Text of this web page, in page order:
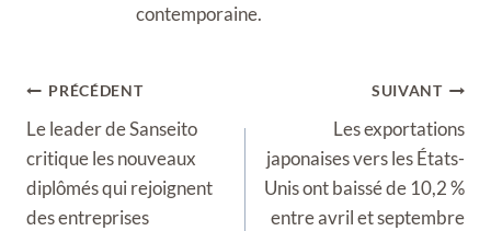
contemporaine.
Navigation
de
l’article
PRÉCÉDENT
Le leader de Sanseito
critique les nouveaux
diplômés qui rejoignent
des entreprises
SUIVANT
Les exportations
japonaises vers les États-
Unis ont baissé de 10,2 %
entre avril et septembre